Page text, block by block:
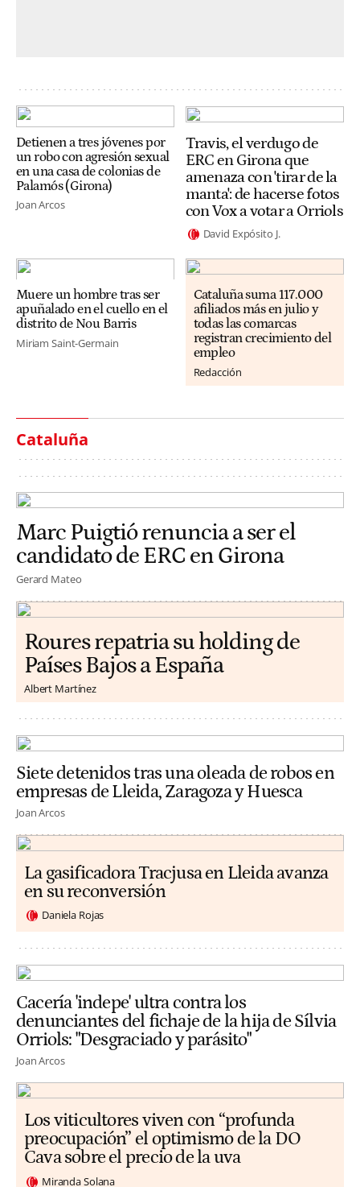
Detienen a tres jóvenes por
un robo con agresión sexual
en una casa de colonias de
Palamós (Girona)
Joan Arcos
Travis, el verdugo de
ERC en Girona que
amenaza con 'tirar de la
manta': de hacerse fotos
con Vox a votar a Orriols
David Expósito J.
Muere un hombre tras ser
apuñalado en el cuello en el
distrito de Nou Barris
Miriam Saint-Germain
Cataluña suma 117.000
afiliados más en julio y
todas las comarcas
registran crecimiento del
empleo
Redacción
Cataluña
Marc Puigtió renuncia a ser el
candidato de ERC en Girona
Gerard Mateo
Roures repatria su holding de
Países Bajos a España
Albert Martínez
Siete detenidos tras una oleada de robos en
empresas de Lleida, Zaragoza y Huesca
Joan Arcos
La gasificadora Tracjusa en Lleida avanza
en su reconversión
Daniela Rojas
Cacería 'indepe' ultra contra los
denunciantes del fichaje de la hija de Sílvia
Orriols: "Desgraciado y parásito"
Joan Arcos
Los viticultores viven con “profunda
preocupación” el optimismo de la DO
Cava sobre el precio de la uva
Miranda Solana